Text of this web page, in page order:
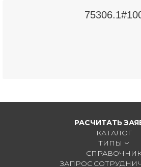
РАСЧИТАТЬ
КАТАЛОГ
ТИПЫ
ЗАПРОС